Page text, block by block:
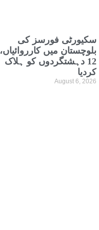
سکیورٹی فورسز کی
بلوچستان میں کارروائیاں،
12 دہشتگردوں کو ہلاک
کردیا
August 6, 2026